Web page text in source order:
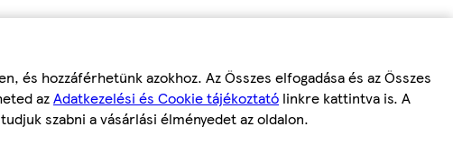
és hozzáférhetünk azokhoz. Az Összes elfogadása és az Összes
azAdatkezelési és Cookie tájékoztató linkre kattintva is. A
szabni a vásárlási élményedet az oldalon.